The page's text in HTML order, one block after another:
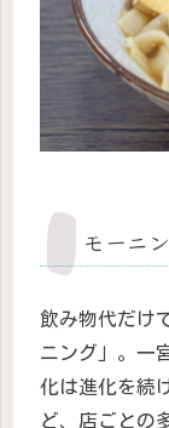
モーニ
飲み物代だけ
ニング」。一
化は進化を続
ど、店ごとの